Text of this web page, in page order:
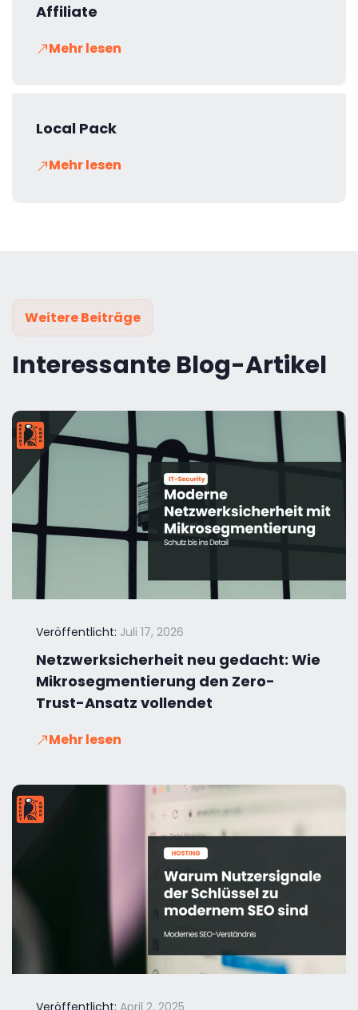
Affiliate
Mehr lesen
Local Pack
Mehr lesen
Weitere Beiträge
Interessante Blog-Artikel
Veröffentlicht: Juli 17, 2026
Netzwerksicherheit neu gedacht: Wie
Mikrosegmentierung den Zero-
Trust-Ansatz vollendet
Mehr lesen
Veröffentlicht: April 2, 2025